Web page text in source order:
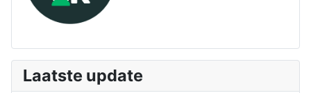
Laatste update